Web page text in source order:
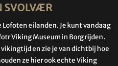
SVOLVÆR
Lofoten eilanden. Je kunt vandaag
Viking Museum in Borg rijden.
en zie je van dichtbij hoe
ze hier ook echte Viking